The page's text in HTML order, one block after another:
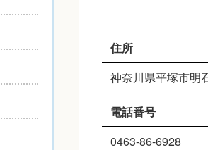
住所
神奈川県平塚市明
電話番号
0463-86-6928